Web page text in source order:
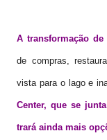
A transformação
de compras,
vista para o lago e
Center, que se
trará ainda mais